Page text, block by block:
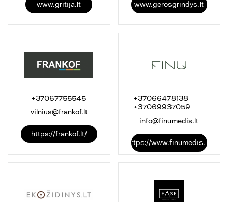
www.gritija.lt www.gerosgrindys.lt
+37067755545
vilnius@frankof.lt
https://frankof.lt/
+37066478138
+37069937059
info@finumedis.lt
https://www.finumedis.lt/